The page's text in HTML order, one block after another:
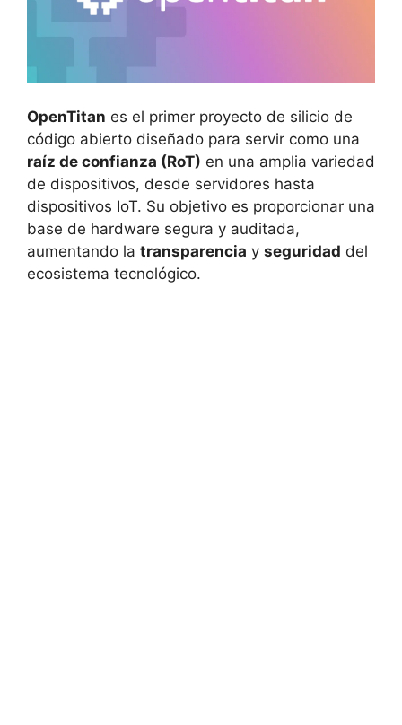
OpenTitan es el primer proyecto de silicio de
código abierto diseñado para servir como una
raíz de confianza (RoT) en una amplia variedad
de dispositivos, desde servidores hasta
dispositivos IoT. Su objetivo es proporcionar una
base de hardware segura y auditada,
aumentando la transparencia y seguridad del
ecosistema tecnológico.